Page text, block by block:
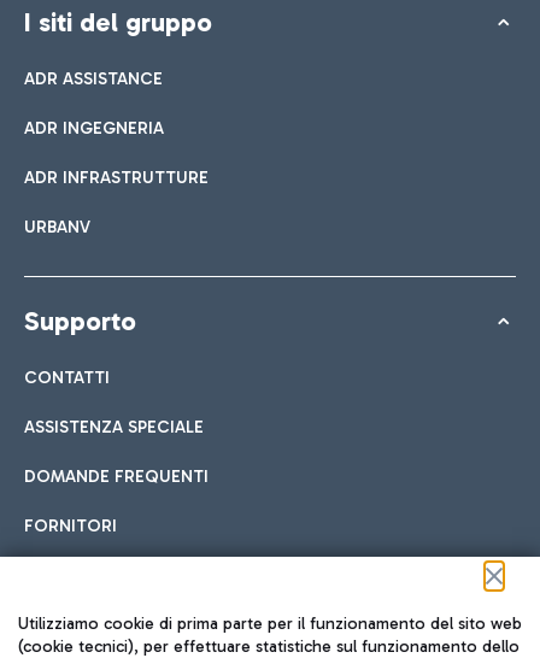
I siti del gruppo
ADR ASSISTANCE
ADR INGEGNERIA
ADR INFRASTRUTTURE
URBANV
Supporto
CONTATTI
ASSISTENZA SPECIALE
DOMANDE FREQUENTI
FORNITORI
Seguici sui social
Utilizziamo cookie di prima parte per il funzionamento del sito web
(cookie tecnici), per effettuare statistiche sul funzionamento dello